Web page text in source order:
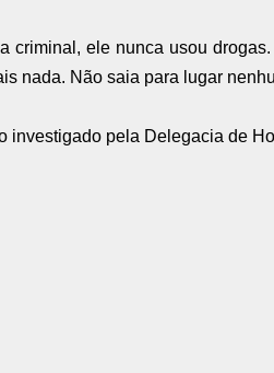
criminal, ele nunca usou
nada. Não saia para lugar
investigado pela Delegacia de